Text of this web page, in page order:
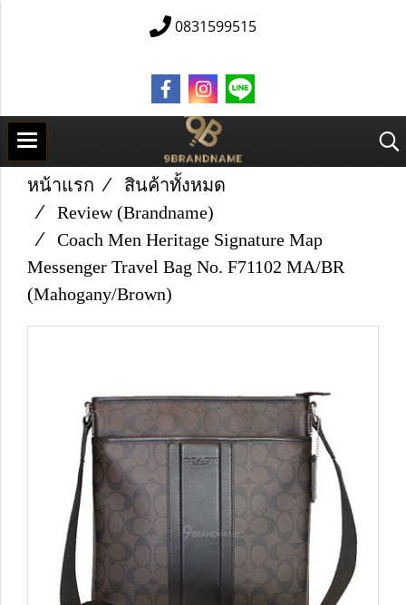
0831599515
หน้าแรก
สินค้าทั้งหมด
Review (Brandname)
Coach Men Heritage Signature Map
Messenger Travel Bag No. F71102 MA/BR
(Mahogany/Brown)